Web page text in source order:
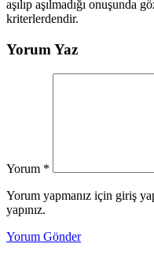
aşılıp aşılmadığı onuşunda
kriterlerdendir.
Yorum Yaz
Yorum *
Yorum yapmanız için giriş
yapınız.
Yorum Gönder